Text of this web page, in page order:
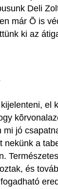
Deli
már Õ is
ki az
el
mi jó
a
és